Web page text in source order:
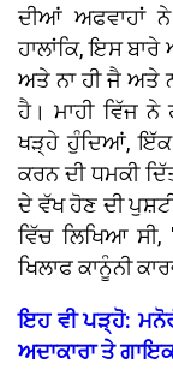
ਦੀਆਂ ਅਫਵਾਹਾਂ
ਹਾਲਾਂਕਿ, ਇਸ
ਅਤੇ ਨਾ ਹੀ ਜੈ ਅਤੇ
ਹੈ। ਮਾਹੀ ਵਿੱਜ
ਖੜ੍ਹੇ ਹੁੰਦਿਆਂ, ਇੱਕ
ਕਰਨ ਦੀ ਧਮਕੀ
ਦੇ ਵੱਖ ਹੋਣ ਦੀ
ਵਿੱਚ ਲਿਖਿਆ
ਖਿਲਾਫ ਕਾਨੂੰਨੀ
ਇਹ ਵੀ ਪੜ੍ਹੋ:
ਅਦਾਕਾਰਾ ਤੇ